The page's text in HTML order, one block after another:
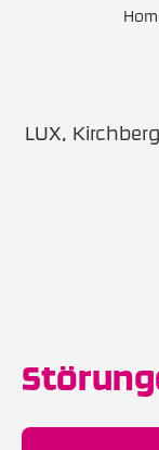
LUX,